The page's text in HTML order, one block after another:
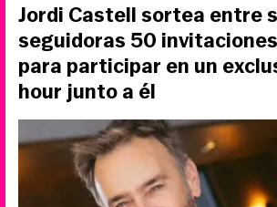
Jordi Castell sortea entre
seguidoras 50
para participar en un
hour junto a él